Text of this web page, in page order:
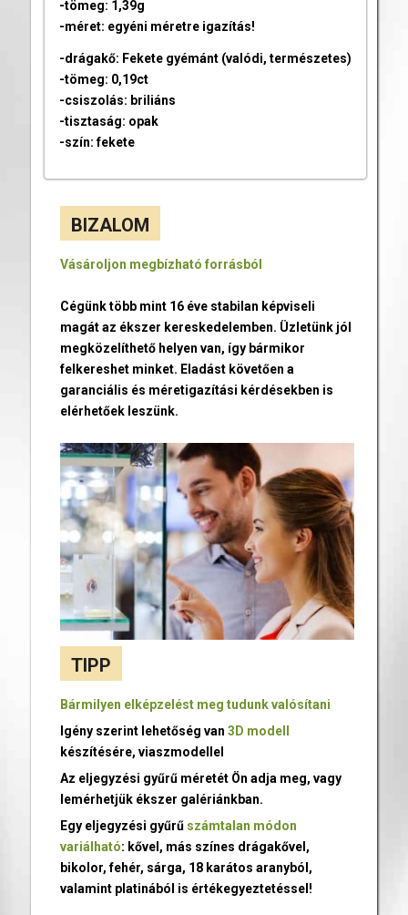
-tömeg: 1,39g
-méret: egyéni méretre igazítás!
-drágakő: Fekete gyémánt (valódi, természetes)
-tömeg: 0,19ct
-csiszolás: briliáns
-tisztaság: opak
-szín: fekete
BIZALOM
Vásároljon megbízható forrásból
Cégünk több mint 16 éve stabilan képviseli
magát az ékszer kereskedelemben. Üzletünk jól
megközelíthető helyen van, így bármikor
felkereshet minket. Eladást követően a
garanciális és méretigazítási kérdésekben is
elérhetőek leszünk.
TIPP
Bármilyen elképzelést meg tudunk valósítani
Igény szerint lehetőség van 3D modell
készítésére, viaszmodellel
Az eljegyzési gyűrű méretét Ön adja meg, vagy
lemérhetjük ékszer galériánkban.
Egy eljegyzési gyűrű számtalan módon
variálható: kővel, más színes drágakővel,
bikolor, fehér, sárga, 18 karátos aranyból,
valamint platinából is értékegyeztetéssel!